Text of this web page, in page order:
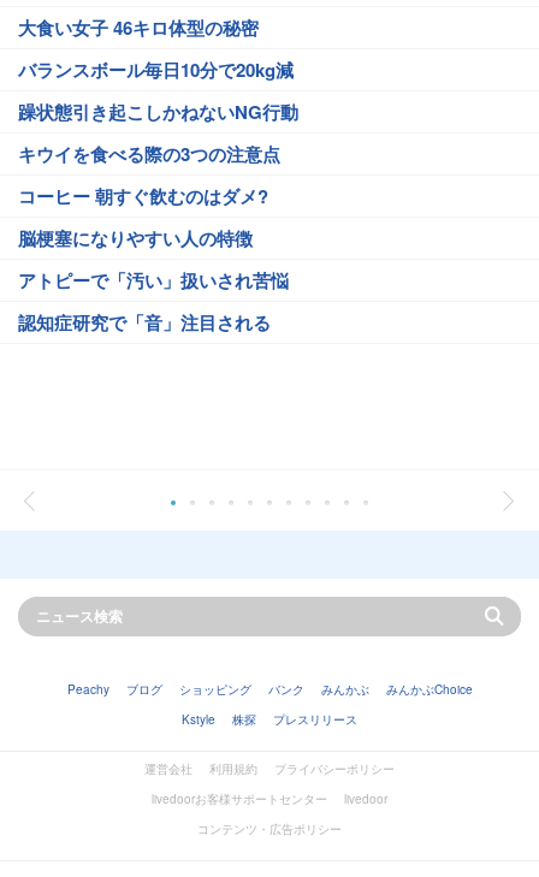
大食い女子 46キロ体型の秘密
バランスボール毎日10分で20kg減
躁状態引き起こしかねないNG行動
キウイを食べる際の3つの注意点
コーヒー 朝すぐ飲むのはダメ?
脳梗塞になりやすい人の特徴
アトピーで「汚い」扱いされ苦悩
認知症研究で「音」注目される
Peachy ブログ ショッピング バンク みんかぶ
みんかぶChoice
Kstyle
株探 プレスリリース
運営会社 利用規約
プライバシーポリシー
livedoorお客様サポートセンター
livedoor
コンテンツ・広告ポリシー